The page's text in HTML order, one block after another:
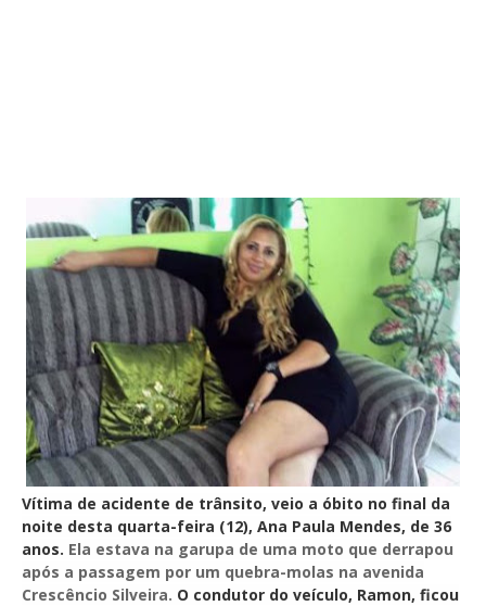
Vítima de acidente de trânsito, veio a óbito no final da
noite desta quarta-feira (12), Ana Paula Mendes, de 36
anos. Ela estava na garupa de uma moto que derrapou
após a passagem por um quebra-molas na avenida
Crescêncio Silveira. O condutor do veículo, Ramon, ficou